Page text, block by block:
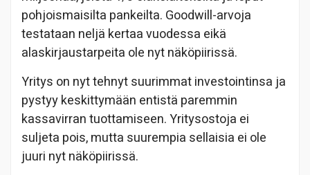
pohjoismaisilta pankeilta. Goodwill-arvoja
testataan neljä kertaa vuodessa eikä
alaskirjaustarpeita ole nyt näköpiirissä.
Yritys on nyt tehnyt suurimmat investointinsa ja
pystyy keskittymään entistä paremmin
kassavirran tuottamiseen. Yritysostoja ei
suljeta pois, mutta suurempia sellaisia ei ole
juuri nyt näköpiirissä.